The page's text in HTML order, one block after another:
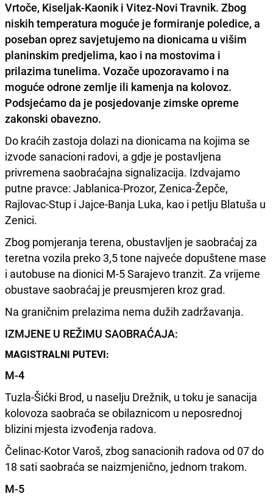
Vrtoče, Kiseljak-Kaonik i Vitez-Novi Travnik. Zbog
niskih temperatura moguće je formiranje poledice, a
poseban oprez savjetujemo na dionicama u višim
planinskim predjelima, kao i na mostovima i
prilazima tunelima. Vozače upozoravamo i na
moguće odrone zemlje ili kamenja na kolovoz.
Podsjećamo da je posjedovanje zimske opreme
zakonski obavezno.
Do kraćih zastoja dolazi na dionicama na kojima se
izvode sanacioni radovi, a gdje je postavljena
privremena saobraćajna signalizacija. Izdvajamo
putne pravce: Jablanica-Prozor, Zenica-Žepče,
Rajlovac-Stup i Jajce-Banja Luka, kao i petlju Blatuša u
Zenici.
Zbog pomjeranja terena, obustavljen je saobraćaj za
teretna vozila preko 3,5 tone najveće dopuštene mase
i autobuse na dionici M-5 Sarajevo tranzit. Za vrijeme
obustave saobraćaj je preusmjeren kroz grad.
Na graničnim prelazima nema dužih zadržavanja.
IZMJENE U REŽIMU SAOBRAĆAJA:
MAGISTRALNI PUTEVI:
M-4
Tuzla-Šićki Brod, u naselju Drežnik, u toku je sanacija
kolovoza saobraća se obilaznicom u neposrednoj
blizini mjesta izvođenja radova.
Čelinac-Kotor Varoš, zbog sanacionih radova od 07 do
18 sati saobraća se naizmjenično, jednom trakom.
M-5